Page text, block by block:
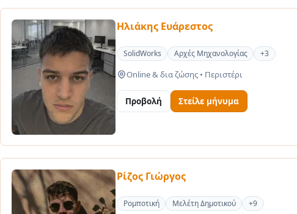
Ηλιάκης Ευάρεστος
SolidWorks
Αρχές Μηχανολογίας +3
Online & δια ζώσης • Περιστέρι
Προβολή Στείλε μήνυμα
Ρίζος Γιώργος
Ρομποτική
Μελέτη Δημοτικού +9